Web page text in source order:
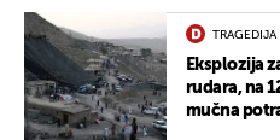
TRAGEDIJA
Eksplozija
rudara, na
mučna